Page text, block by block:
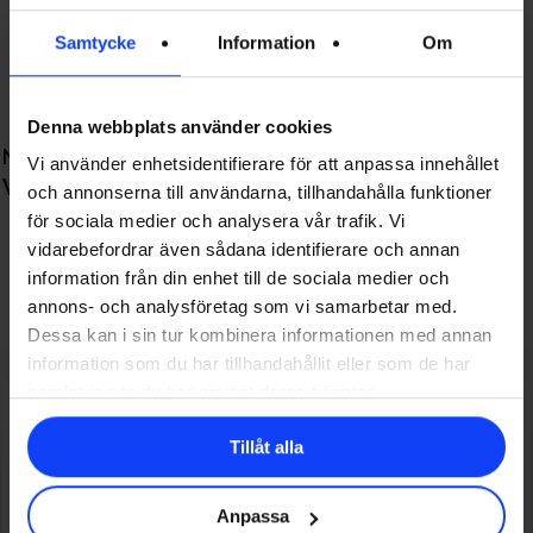
Samtycke Information Om
Denna webbplats använder cookies
Vi använder enhetsidentifierare för att anpassa innehållet
och annonserna till användarna, tillhandahålla funktioner
för sociala medier och analysera vår trafik. Vi
vidarebefordrar även sådana identifierare och annan
information från din enhet till de sociala medier och
annons- och analysföretag som vi samarbetar med.
Dessa kan i sin tur kombinera informationen med annan
information som du har tillhandahållit eller som de har
Tillåt alla
Anpassa
Next Post
Verktygen vi använder när vi jobbar på distans
Verktygen vi använder när vi jobbar på distans
Related Posts